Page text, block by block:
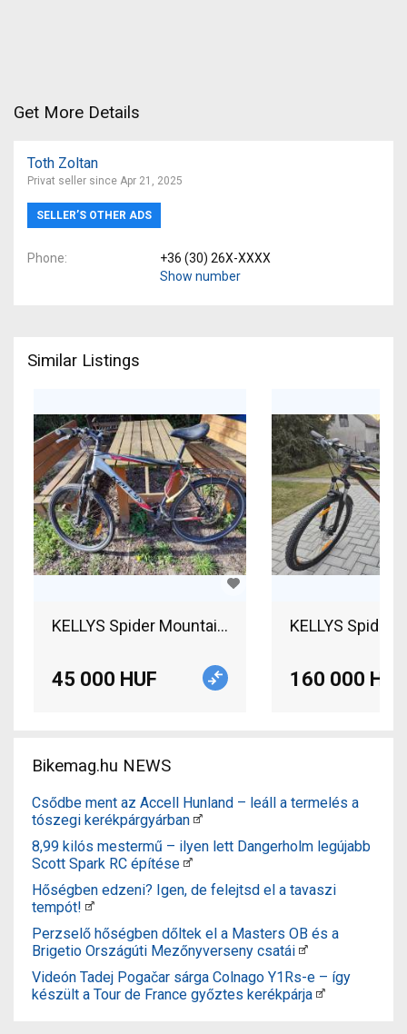
Get More Details
Toth Zoltan
Privat seller since Apr 21, 2025
SELLER’S OTHER ADS
Phone
+36 (30) 26X-XXXX
Show number
Similar Listings
KELLYS Spider Mountain Bike front suspension
45 000 HUF
KELLYS Spider
160 000 HUF
Bikemag.hu NEWS
Csődbe ment az Accell Hunland – leáll a termelés a
tószegi kerékpárgyárban
8,99 kilós mestermű – ilyen lett Dangerholm legújabb
Scott Spark RC építése
Hőségben edzeni? Igen, de felejtsd el a tavaszi
tempót!
Perzselő hőségben dőltek el a Masters OB és a
Brigetio Országúti Mezőnyverseny csatái
Videón Tadej Pogačar sárga Colnago Y1Rs-e – így
készült a Tour de France győztes kerékpárja